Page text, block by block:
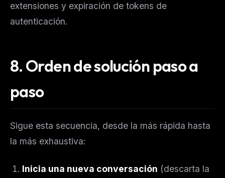
extensiones y expiración de tokens de
autenticación.
8. Orden de solución paso a
paso
Sigue esta secuencia, desde la más rápida hasta
la más exhaustiva:
Inicia una nueva conversación (descarta la